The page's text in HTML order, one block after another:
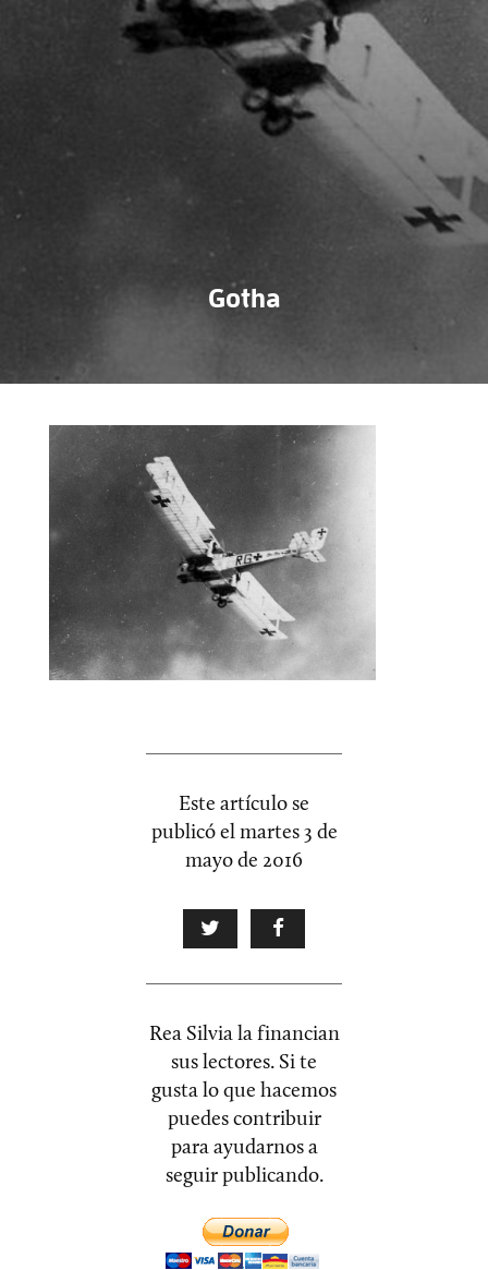
Gotha
Este artículo se
publicó elmartes 3 de
mayo de 2016
Rea Silvia la financian
sus lectores. Si te
gusta lo que hacemos
puedes contribuir
para ayudarnos a
seguir publicando.